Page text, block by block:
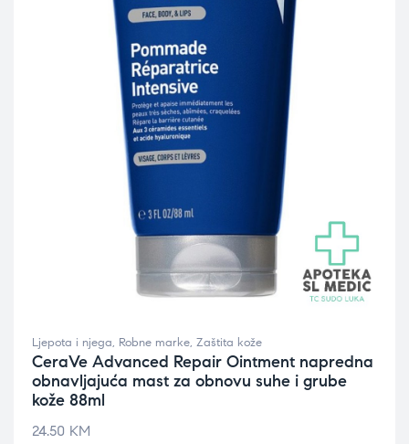
Ljepota i njega, Robne marke, Zaštita kože
CeraVe Advanced Repair Ointment napredna
obnavljajuća mast za obnovu suhe i grube
kože 88ml
24.50 KM